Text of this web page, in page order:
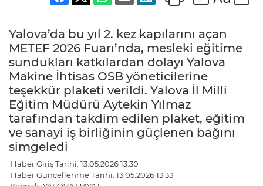
Yalova’da bu yıl 2. kez kapılarını açan
METEF 2026 Fuarı’nda, mesleki eğitime
sundukları katkılardan dolayı Yalova
Makine İhtisas OSB yöneticilerine
teşekkür plaketi verildi. Yalova İl Milli
Eğitim Müdürü Aytekin Yılmaz
tarafından takdim edilen plaket, eğitim
ve sanayi iş birliğinin güçlenen bağını
simgeledi
Haber Giriş Tarihi: 13.05.2026 13:30
Haber Güncellenme Tarihi: 13.05.2026 13:33